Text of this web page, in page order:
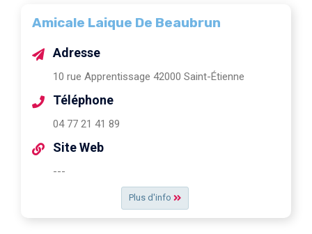
Amicale Laique De Beaubrun
Plus d'info
Adresse
10 rue Apprentissage 42000 Saint-Étienne
Téléphone
04 77 21 41 89
Site Web
---